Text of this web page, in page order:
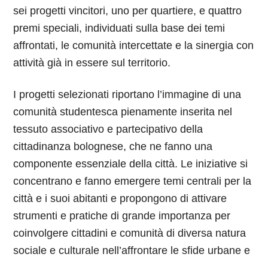
sei progetti vincitori, uno per quartiere, e quattro
premi speciali, individuati sulla base dei temi
affrontati, le comunità intercettate e la sinergia con
attività già in essere sul territorio.
I progetti selezionati riportano l’immagine di una
comunità studentesca pienamente inserita nel
tessuto associativo e partecipativo della
cittadinanza bolognese, che ne fanno una
componente essenziale della città. Le iniziative si
concentrano e fanno emergere temi centrali per la
città e i suoi abitanti e propongono di attivare
strumenti e pratiche di grande importanza per
coinvolgere cittadini e comunità di diversa natura
sociale e culturale nell’affrontare le sfide urbane e